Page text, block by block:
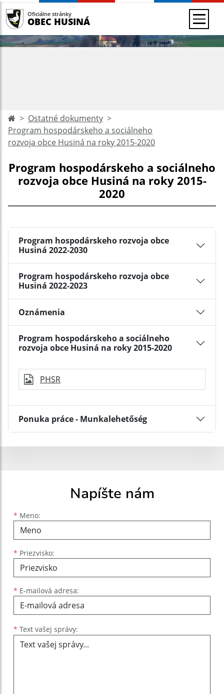
Oficiálne stránky
OBEC HUSINÁ
Ostatné dokumenty
Program hospodárskeho a sociálneho
rozvoja obce Husiná na roky 2015-2020
Program hospodárskeho a sociálneho
rozvoja obce Husiná na roky 2015-
2020
Program hospodárskeho rozvoja obce
Husiná 2022-2030
Program hospodárskeho rozvoja obce
Husiná 2022-2023
Oznámenia
Program hospodárskeho a sociálneho
rozvoja obce Husiná na roky 2015-2020
PHSR
Ponuka práce - Munkalehetőség
Napíšte nám
* Meno:
Meno
* Priezvisko:
Priezvisko
* E-mailová adresa:
E-mailová adresa
* Text vašej správy: